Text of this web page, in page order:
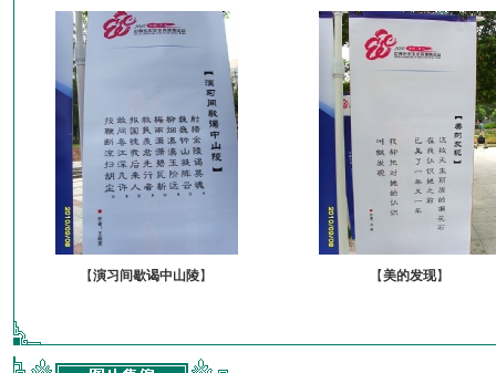
【演习间歇谒中山陵】 【美的发现】